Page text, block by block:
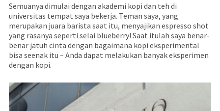
Semuanya dimulai dengan akademi kopi dan teh di
universitas tempat saya bekerja. Teman saya, yang
merupakan juara barista saat itu, menyajikan espresso shot
yang rasanya seperti selai blueberry! Saat itulah saya benar-
benar jatuh cinta dengan bagaimana kopi eksperimental
bisa seenak itu – Anda dapat melakukan banyak eksperimen
dengan kopi.